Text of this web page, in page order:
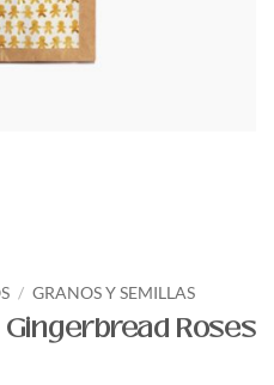
/ GRANOS Y SEMILLAS
Roses